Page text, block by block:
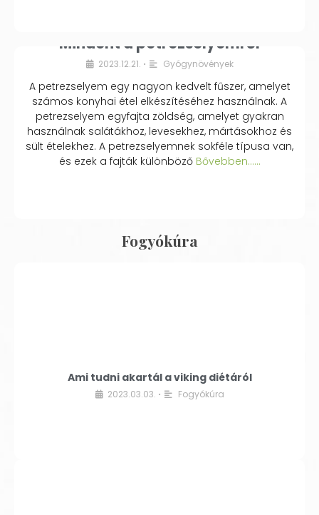
Mindent a petrezselyemről
2023.12.21. • Gyógynövények
A petrezselyem egy nagyon kedvelt fűszer, amelyet
számos konyhai étel elkészítéséhez használnak. A
petrezselyem egyfajta zöldség, amelyet gyakran
használnak salátákhoz, levesekhez, mártásokhoz és
sült ételekhez. A petrezselyemnek sokféle típusa van,
és ezek a fajták különbözőBővebben...…
Fogyókúra
Ami tudni akartál a viking diétáról
2023.03.03. • Fogyókúra